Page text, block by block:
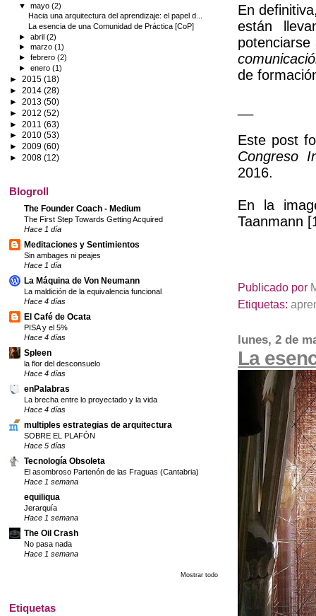
En
están
de
Este post
Congreso
2016.
En la
Taanmann
Publicado por
Etiquetas:
lunes, 2 de
La
▼mayo(2)
Hacia una arquitectura del aprendizaje: el papel d...
La esencia de una Comunidad de Práctica [CoP]
►abril(2)
►marzo(1)
►febrero(2)
►enero(1)
► 2015 (18)
► 2014 (28)
► 2013 (50)
► 2012 (52)
► 2011 (63)
► 2010 (53)
► 2009 (60)
► 2008 (12)
Blogroll
The Founder Coach - Medium
The First Step Towards Getting Acquired
Hace 1 día
Meditaciones y Sentimientos
Sin ambages ni peajes
Hace 1 día
La Máquina de Von Neumann
La maldición de la equivalencia funcional
Hace 4 días
El Café de Ocata
PISA y el 5%
Hace 4 días
Spleen
la flor del desconsuelo
Hace 4 días
enPalabras
La brecha entre lo proyectado y la vida
Hace 4 días
multiples estrategias de arquitectura
SOBRE EL PLAFÓN
Hace 5 días
Tecnología Obsoleta
El asombroso Partenón de las Fraguas (Cantabria)
Hace 1 semana
equiliqua
Jerarquía
Hace 1 semana
The Oil Crash
No pasa nada
Hace 1 semana
Mostrar todo
Etiquetas